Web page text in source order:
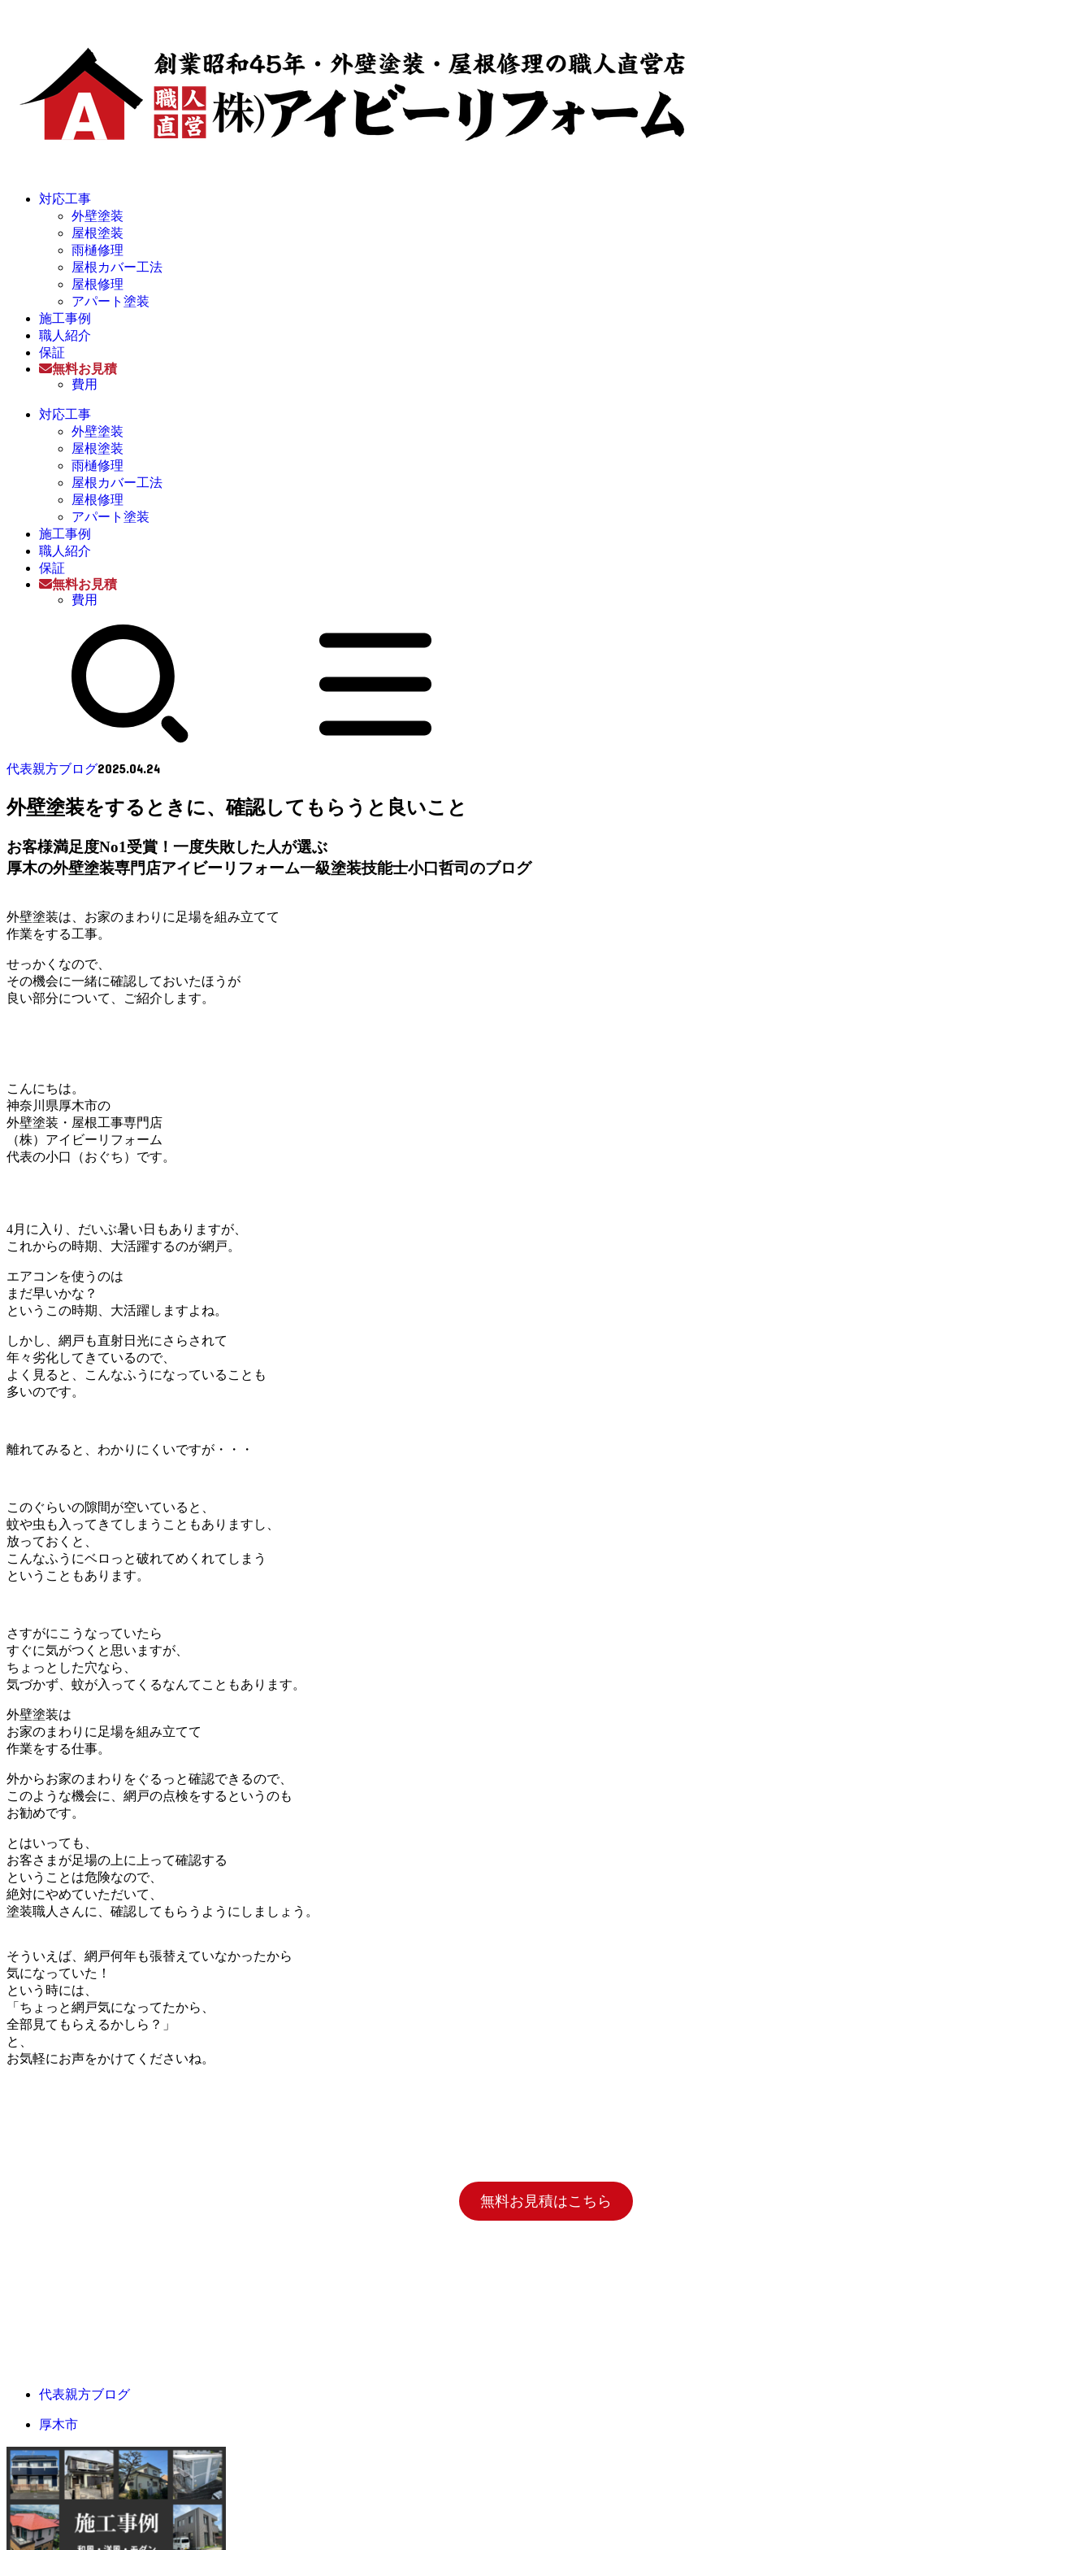
対応工事
外壁塗装
屋根塗装
雨樋修理
屋根カバー工法
屋根修理
アパート塗装
施工事例
職人紹介
保証
無料お見積
費用
対応工事
外壁塗装
屋根塗装
雨樋修理
屋根カバー工法
屋根修理
アパート塗装
施工事例
職人紹介
保証
無料お見積
費用
代表親方ブログ2025.04.24
外壁塗装をするときに、確認してもらうと良いこと
お客様満足度No1受賞！一度失敗した人が選ぶ
厚木の外壁塗装専門店アイビーリフォーム一級塗装技能士小口哲司のブログ
外壁塗装は、お家のまわりに足場を組み立てて
作業をする工事。
せっかくなので、
その機会に一緒に確認しておいたほうが
良い部分について、ご紹介します。
こんにちは。
神奈川県厚木市の
外壁塗装・屋根工事専門店
（株）アイビーリフォーム
代表の小口（おぐち）です。
4月に入り、だいぶ暑い日もありますが、
これからの時期、大活躍するのが網戸。
エアコンを使うのは
まだ早いかな？
というこの時期、大活躍しますよね。
しかし、網戸も直射日光にさらされて
年々劣化してきているので、
よく見ると、こんなふうになっていることも
多いのです。
離れてみると、わかりにくいですが・・・
このぐらいの隙間が空いていると、
蚊や虫も入ってきてしまうこともありますし、
放っておくと、
こんなふうにベロっと破れてめくれてしまう
ということもあります。
さすがにこうなっていたら
すぐに気がつくと思いますが、
ちょっとした穴なら、
気づかず、蚊が入ってくるなんてこともあります。
外壁塗装は
お家のまわりに足場を組み立てて
作業をする仕事。
外からお家のまわりをぐるっと確認できるので、
このような機会に、網戸の点検をするというのも
お勧めです。
とはいっても、
お客さまが足場の上に上って確認する
ということは危険なので、
絶対にやめていただいて、
塗装職人さんに、確認してもらうようにしましょう。
そういえば、網戸何年も張替えていなかったから
気になっていた！
という時には、
「ちょっと網戸気になってたから、
全部見てもらえるかしら？」
と、
お気軽にお声をかけてくださいね。
無料お見積はこちら
代表親方ブログ
厚木市